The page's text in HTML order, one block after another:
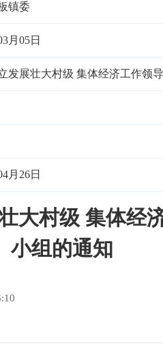
镇委
月05日
发展壮大村级 集体经济工作领
月26日
大村级 集体经
小组的通知